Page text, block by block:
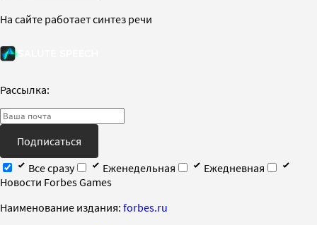
На сайте работает синтез речи
Рассылка:
Подписаться
Все сразу
Еженедельная
Ежедневная
Новости Forbes Games
Наименование издания: forbes.ru